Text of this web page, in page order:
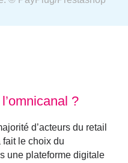
?
d’acteurs du retail
le choix du
une plateforme digitale